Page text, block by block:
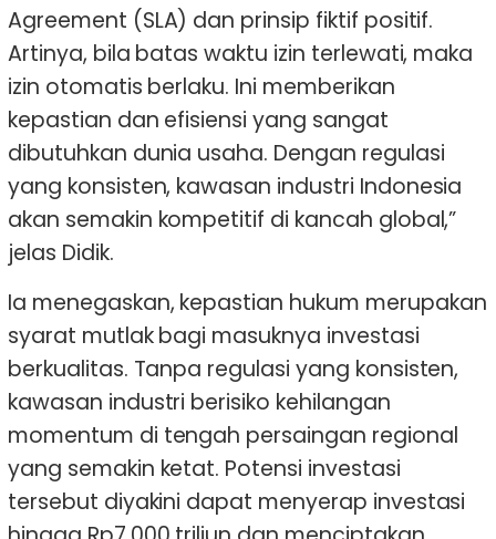
Agreement (SLA) dan prinsip fiktif positif.
Artinya, bila batas waktu izin terlewati, maka
izin otomatis berlaku. Ini memberikan
kepastian dan efisiensi yang sangat
dibutuhkan dunia usaha. Dengan regulasi
yang konsisten, kawasan industri Indonesia
akan semakin kompetitif di kancah global,”
jelas Didik.
Ia menegaskan, kepastian hukum merupakan
syarat mutlak bagi masuknya investasi
berkualitas. Tanpa regulasi yang konsisten,
kawasan industri berisiko kehilangan
momentum di tengah persaingan regional
yang semakin ketat. Potensi investasi
tersebut diyakini dapat menyerap investasi